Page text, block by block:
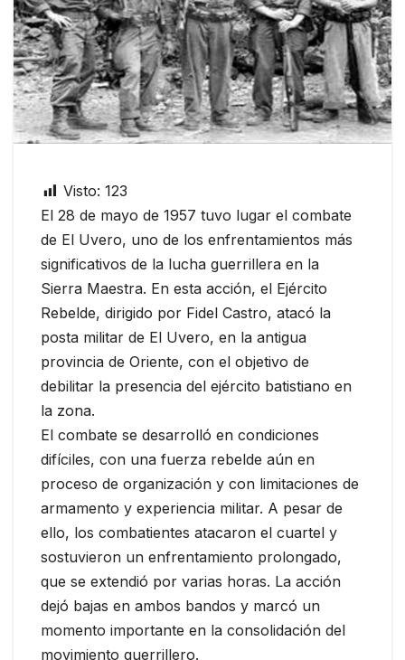
Visto: 123
El 28 de mayo de 1957 tuvo lugar el combate
de El Uvero, uno de los enfrentamientos más
significativos de la lucha guerrillera en la
Sierra Maestra. En esta acción, el Ejército
Rebelde, dirigido por Fidel Castro, atacó la
posta militar de El Uvero, en la antigua
provincia de Oriente, con el objetivo de
debilitar la presencia del ejército batistiano en
la zona.
El combate se desarrolló en condiciones
difíciles, con una fuerza rebelde aún en
proceso de organización y con limitaciones de
armamento y experiencia militar. A pesar de
ello, los combatientes atacaron el cuartel y
sostuvieron un enfrentamiento prolongado,
que se extendió por varias horas. La acción
dejó bajas en ambos bandos y marcó un
momento importante en la consolidación del
movimiento guerrillero.